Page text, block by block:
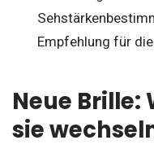
Empfehlung für
Neue Brille:
sie